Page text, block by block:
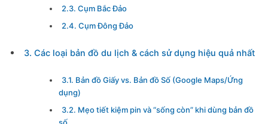
2.3. Cụm Bắc Đảo
2.4. Cụm Đông Đảo
3. Các loại bản đồ du lịch & cách sử dụng hiệu quả nhất
3.1. Bản đồ Giấy vs. Bản đồ Số (Google Maps/Ứng
dụng)
3.2. Mẹo tiết kiệm pin và “sống còn” khi dùng bản đồ
số